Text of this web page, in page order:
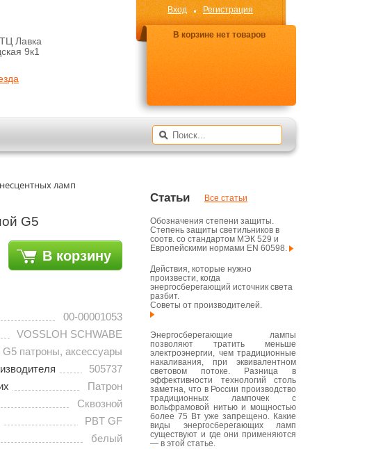
Лавка
9к1
Вход Регистрация
В корзине нет товаров
ламп
G5
В корзину
00-00001053
VOSSLOH SCHWABE
G5 патроны, аксессуары
505737
Патрон
Сквозной
PBT GF
белый
Статьи Все статьи
Обозначения степени защиты.
Степень защиты светильников в
соотв. со стандартом МЭК 529 и
Европейскими нормами EN 60598.
Действия, которые нужно
произвести, когда
энергосберегающий источник света
разбит.
Советы от производителей.
Энергосберегающие лампы
позволяют тратить меньше
электроэнергии, чем традиционные
накаливания, при эквивалентном
световом потоке. Разница в
эффективности технологий столь
заметна, что в России производство
традиционных лампочек с
вольфрамовой нитью и мощностью
более 75 Вт уже запрещено. Какие
виды энергосберегающих ламп
существуют и где они применяются
— в этой статье.